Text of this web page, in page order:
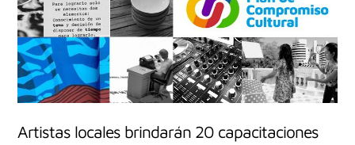
Artistas locales brindarán 20 capacitaciones